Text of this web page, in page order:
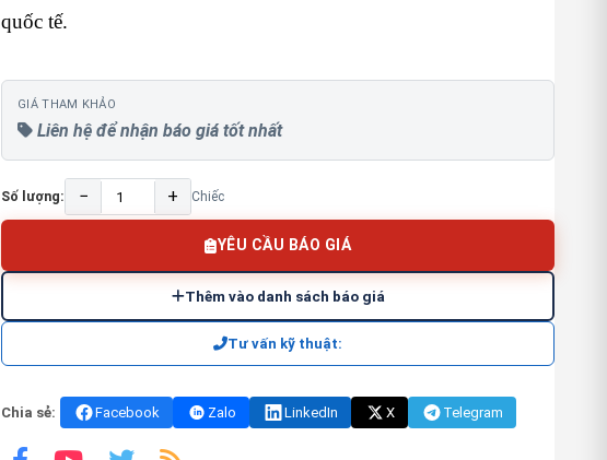
quốc tế.
GIÁ THAM KHẢO
Liên hệ để nhận báo giá tốt nhất
Số lượng: − + Chiếc
YÊU CẦU BÁO GIÁ
Thêm vào danh sách báo giá
Tư vấn kỹ thuật:
Chia sẻ: Facebook Zalo LinkedIn X Telegram